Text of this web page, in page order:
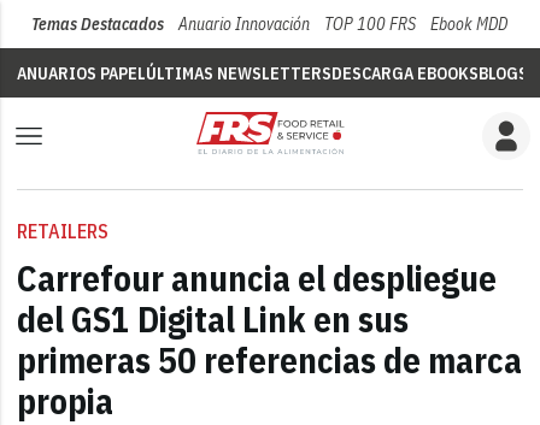
Temas Destacados Anuario Innovación TOP 100 FRS Ebook MDD
ANUARIOS PAPELÚLTIMAS NEWSLETTERSDESCARGA EBOOKSBLOGS
RETAILERS
Carrefour anuncia el despliegue
del GS1 Digital Link en sus
primeras 50 referencias de marca
propia